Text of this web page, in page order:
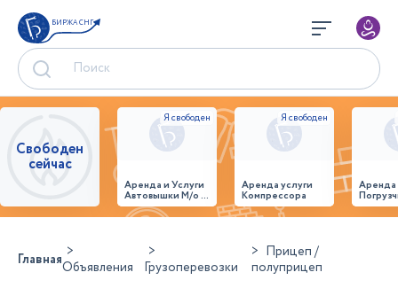
БИРЖА СНГ
Свободен
сейчас
Аренда и Услуги
Автовышки М/о г.
Домодедово
26,28,32 место
Аренда услуги
Компрессора
ГлавнаяОбъявления Грузоперевозки
Прицеп /
полуприцеп